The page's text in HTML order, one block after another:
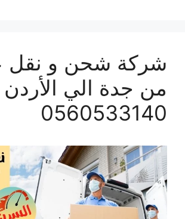
شركة شحن و
من جدة الي الأردن
0560533140